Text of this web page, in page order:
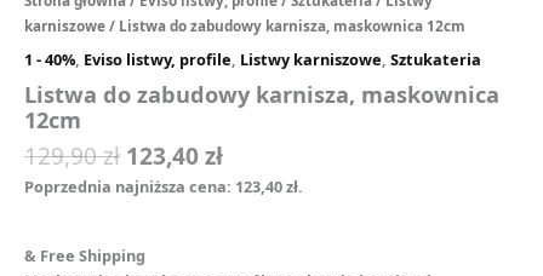
karniszowe/ Listwa do zabudowy karnisza, maskownica 12cm
1 - 40%, Eviso listwy, profile, Listwy karniszowe, Sztukateria
Listwa do zabudowy karnisza, maskownica
12cm
129,90zł 123,40zł
Poprzednia najniższa cena: 123,40zł.
& Free Shipping